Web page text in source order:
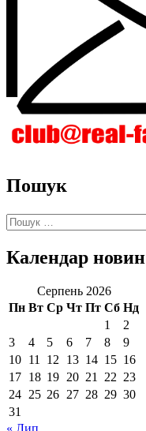
Пошук
Пошук:
Календар новин
Серпень 2026
Пн Вт Ср Чт Пт Сб Нд
1
2
3
4 5 6 7 8
9
10 11 12 13 14 15 16
17 18 19 20 21 22 23
24 25 26 27 28 29 30
31
« Лип